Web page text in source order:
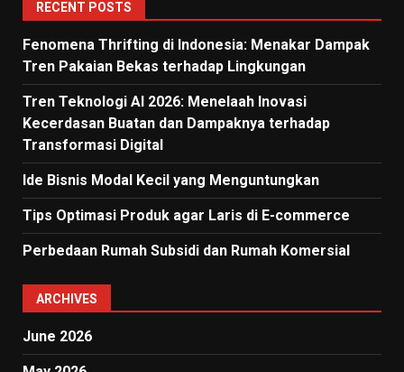
RECENT POSTS
Fenomena Thrifting di Indonesia: Menakar Dampak
Tren Pakaian Bekas terhadap Lingkungan
Tren Teknologi AI 2026: Menelaah Inovasi
Kecerdasan Buatan dan Dampaknya terhadap
Transformasi Digital
Ide Bisnis Modal Kecil yang Menguntungkan
Tips Optimasi Produk agar Laris di E-commerce
Perbedaan Rumah Subsidi dan Rumah Komersial
ARCHIVES
June 2026